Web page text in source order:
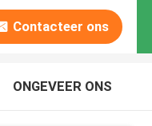
Contacteer ons
ONGEVEER ONS